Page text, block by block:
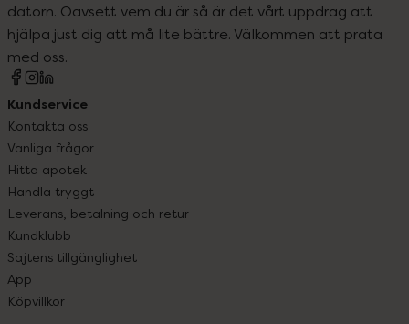
datorn. Oavsett vem du är så är det vårt uppdrag att
hjälpa just dig att må lite bättre. Välkommen att prata
med oss.
Kundservice
Kontakta oss
Vanliga frågor
Hitta apotek
Handla tryggt
Leverans, betalning och retur
Kundklubb
Sajtens tillgänglighet
App
Köpvillkor